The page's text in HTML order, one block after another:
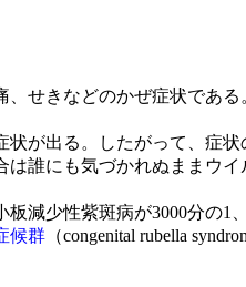
せきなどのかぜ症状である
が出る。したがって、症
誰にも気づかれぬままウ
減少性紫斑病が3000分の1
候群 （congenital rubella